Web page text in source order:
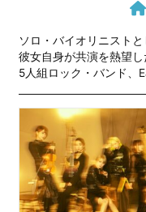
ソロ・バイオリニスト
彼女自身が共演を熱望
5人組ロック・バンド、